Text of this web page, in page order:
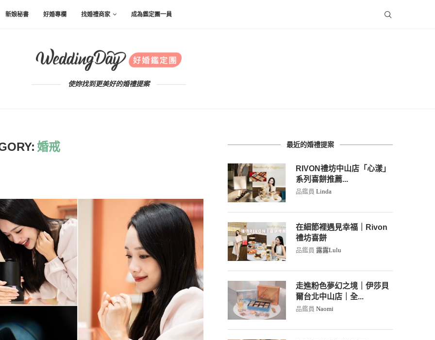
新娘秘書 好婚專欄 找婚禮商家 成為鑑定團一員
使妳找到更美好的婚禮提案
婚戒 最近的婚禮提案
RIVON禮坊中山店「心漾」
系列喜餅推薦...
品鑑員 Linda
在細節裡遇見幸福｜Rivon
禮坊喜餅
品鑑員 露露Lulu
走進粉色夢幻之境｜伊莎貝
爾台北中山店｜全...
品鑑員 Naomi